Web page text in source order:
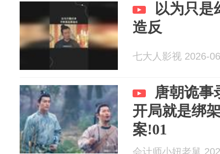
以为只是
造反
七大人影视 2026-
唐朝诡事
开局就是绑
案!01
会计师小妞老舅